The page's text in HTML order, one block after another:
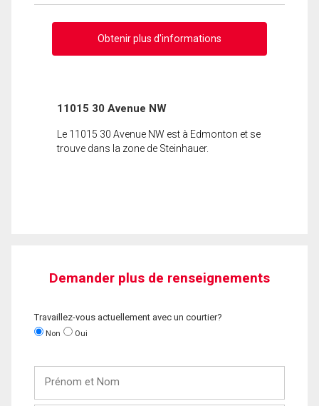
Obtenir plus d'informations
11015 30 Avenue NW
Le 11015 30 Avenue NW est à Edmonton et se
trouve dans la zone de Steinhauer.
Demander plus de renseignements
Travaillez-vous actuellement avec un courtier?
Non Oui
Nom